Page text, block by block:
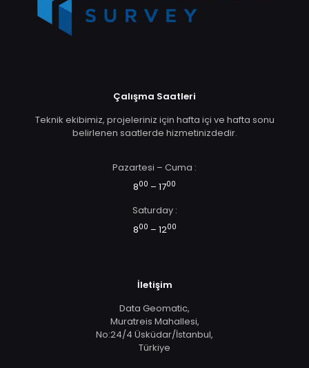
Çalışma Saatleri
Teknik ekibimiz, projeleriniz için hafta içi ve hafta sonu
belirlenen saatlerde hizmetinizdedir.
Pazartesi – Cuma :
800 – 1700
Saturday :
800 – 1200
İletişim
Data Geomatic,
Muratreis Mahallesi,
No:24/4 Üsküdar/İstanbul,
Türkiye